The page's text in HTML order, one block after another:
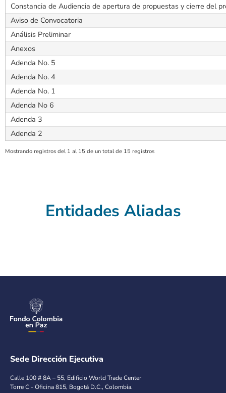
Constancia de Audiencia de apertura de propuestas y cierre del
Aviso de Convocatoria
Análisis Preliminar
Anexos
Adenda No. 5
Adenda No. 4
Adenda No. 1
Adenda No 6
Adenda 3
Adenda 2
Mostrando registros del 1 al 15 de un total de 15 registros
Entidades Aliadas
Sede Dirección Ejecutiva
Calle 100 # 8A – 55, Edificio World Trade Center
Torre C - Oficina 815, Bogotá D.C., Colombia.